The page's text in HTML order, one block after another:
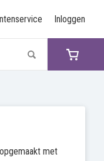
Inloggen
met